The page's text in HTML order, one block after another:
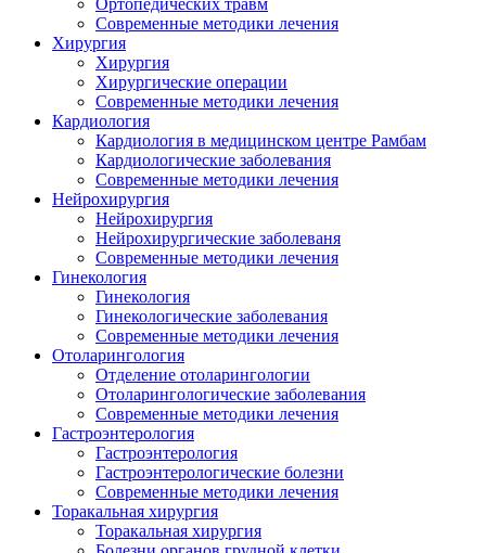
Oртопедических травм
Современные методики лечения
Хирургия
Хирургия
Хирургические операции
Современные методики лечения
Кардиология
Кардиология в медицинском центре Рамбам
Кардиологические заболевания
Современные методики лечения
Нейрохирургия
Нейрохирургия
Hейрохирургические заболеваня
Современные методики лечения
Гинекология
Гинекология
Гинекологические заболевания
Современные методики лечения
Отоларингология
Отделение отоларингологии
Oтоларингологические заболевания
Современные методики лечения
Гастроэнтерология
Гастроэнтерология
Гастроэнтерологические болезни
Современные методики лечения
Торакальная хирургия
Торакальная хирургия